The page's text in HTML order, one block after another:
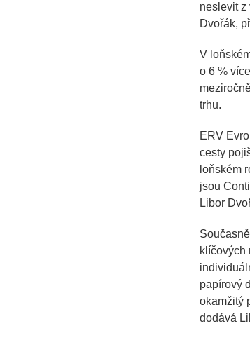
neslevit z
Dvořák,
V
o 6 %
trhu.
ERV
cesty
loňském
jsou
Libor
klíčových
papírový
okamžitý
dodává